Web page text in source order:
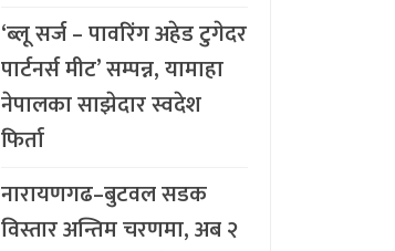
‘ब्लू सर्ज – पावरिंग अहेड टुगेदर
पार्टनर्स मीट’ सम्पन्न, यामाहा
नेपालका साझेदार स्वदेश
फिर्ता
नारायणगढ–बुटवल सडक
विस्तार अन्तिम चरणमा, अब २